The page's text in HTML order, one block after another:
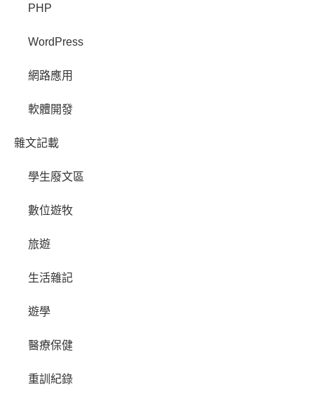
PHP
WordPress
網路應用
軟體開發
雜文記載
學生廢文區
數位遊牧
旅遊
生活雜記
遊學
醫療保健
重訓紀錄